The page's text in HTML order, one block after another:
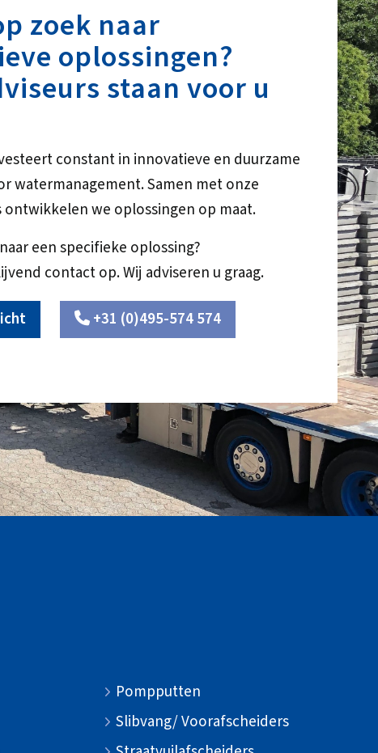
zoek naar
oplossingen?
staan voor u
constant in innovatieve en duurzame
watermanagement. Samen met onze
we oplossingen op maat.
een specifieke oplossing?
contact op. Wij adviseren u graag.
+31 (0)495-574 574
Pompputten
Slibvang/ Voorafscheiders